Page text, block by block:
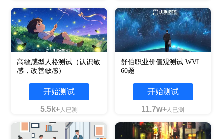
高敏感型人格测试（认识敏
感，改善敏感）
开始测试
5.5k+人已测
舒伯职业价值观测试 WVI
60题
开始测试
11.7w+人已测